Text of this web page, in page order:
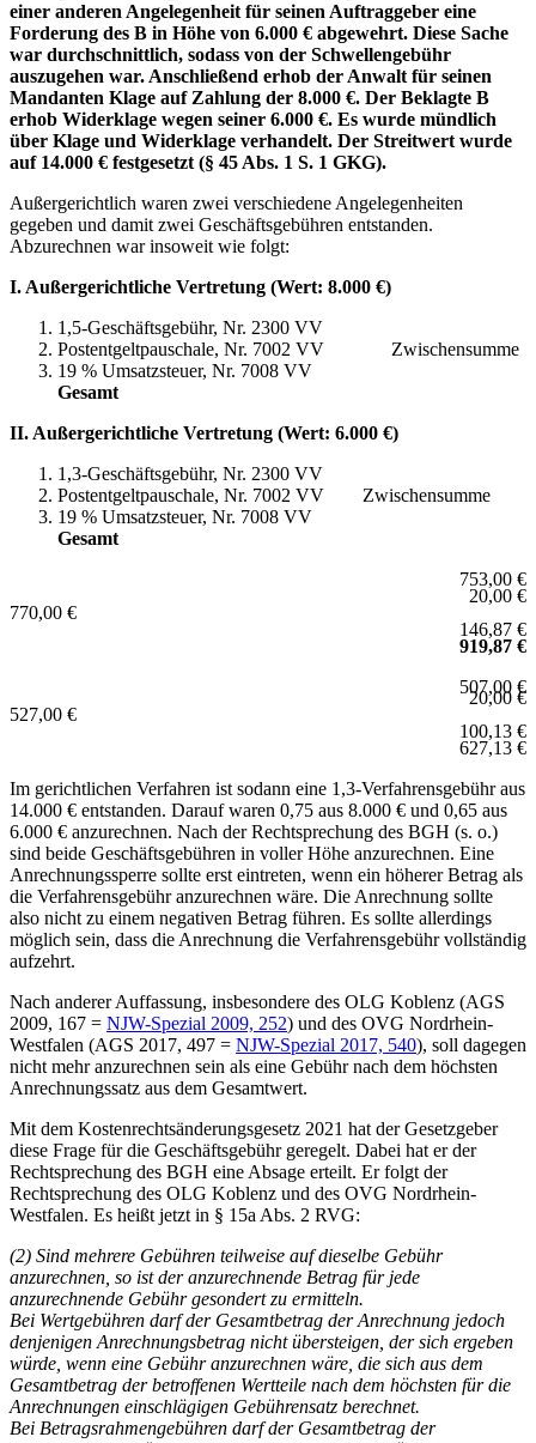
einer anderen Angelegenheit für seinen Auftraggeber eine
Forderung des B in Höhe von 6.000 € abgewehrt. Diese Sache
war durchschnittlich, sodass von der Schwellengebühr
auszugehen war. Anschließend erhob der Anwalt für seinen
Mandanten Klage auf Zahlung der 8.000 €. Der Beklagte B
erhob Widerklage wegen seiner 6.000 €. Es wurde mündlich
über Klage und Widerklage verhandelt. Der Streitwert wurde
auf 14.000 € festgesetzt (§ 45 Abs. 1 S. 1 GKG).
Außergerichtlich waren zwei verschiedene Angelegenheiten
gegeben und damit zwei Geschäftsgebühren entstanden.
Abzurechnen war insoweit wie folgt:
I. Außergerichtliche Vertretung (Wert: 8.000 €)
1,5-Geschäftsgebühr, Nr. 2300 VV
Postentgeltpauschale, Nr. 7002 VV Zwischensumme
19 % Umsatzsteuer, Nr. 7008 VV
Gesamt
II. Außergerichtliche Vertretung (Wert: 6.000 €)
1,3-Geschäftsgebühr, Nr. 2300 VV
Postentgeltpauschale, Nr. 7002 VV Zwischensumme
19 % Umsatzsteuer, Nr. 7008 VV
Gesamt
753,00 €
20,00 €
770,00 €
146,87 €
919,87 €
507,00 €
20,00 €
527,00 €
100,13 €
627,13 €
Im gerichtlichen Verfahren ist sodann eine 1,3-Verfahrensgebühr aus
14.000 € entstanden. Darauf waren 0,75 aus 8.000 € und 0,65 aus
6.000 € anzurechnen. Nach der Rechtsprechung des BGH (s. o.)
sind beide Geschäftsgebühren in voller Höhe anzurechnen. Eine
Anrechnungssperre sollte erst eintreten, wenn ein höherer Betrag als
die Verfahrensgebühr anzurechnen wäre. Die Anrechnung sollte
also nicht zu einem negativen Betrag führen. Es sollte allerdings
möglich sein, dass die Anrechnung die Verfahrensgebühr vollständig
aufzehrt.
Nach anderer Auffassung, insbesondere des OLG Koblenz (AGS
2009, 167 = NJW-Spezial 2009, 252) und des OVG Nordrhein-
Westfalen (AGS 2017, 497 = NJW-Spezial 2017, 540), soll dagegen
nicht mehr anzurechnen sein als eine Gebühr nach dem höchsten
Anrechnungssatz aus dem Gesamtwert.
Mit dem Kostenrechtsänderungsgesetz 2021 hat der Gesetzgeber
diese Frage für die Geschäftsgebühr geregelt. Dabei hat er der
Rechtsprechung des BGH eine Absage erteilt. Er folgt der
Rechtsprechung des OLG Koblenz und des OVG Nordrhein-
Westfalen. Es heißt jetzt in § 15a Abs. 2 RVG:
(2) Sind mehrere Gebühren teilweise auf dieselbe Gebühr
anzurechnen, so ist der anzurechnende Betrag für jede
anzurechnende Gebühr gesondert zu ermitteln.
Bei Wertgebühren darf der Gesamtbetrag der Anrechnung jedoch
denjenigen Anrechnungsbetrag nicht übersteigen, der sich ergeben
würde, wenn eine Gebühr anzurechnen wäre, die sich aus dem
Gesamtbetrag der betroffenen Wertteile nach dem höchsten für die
Anrechnungen einschlägigen Gebührensatz berechnet.
Bei Betragsrahmengebühren darf der Gesamtbetrag der